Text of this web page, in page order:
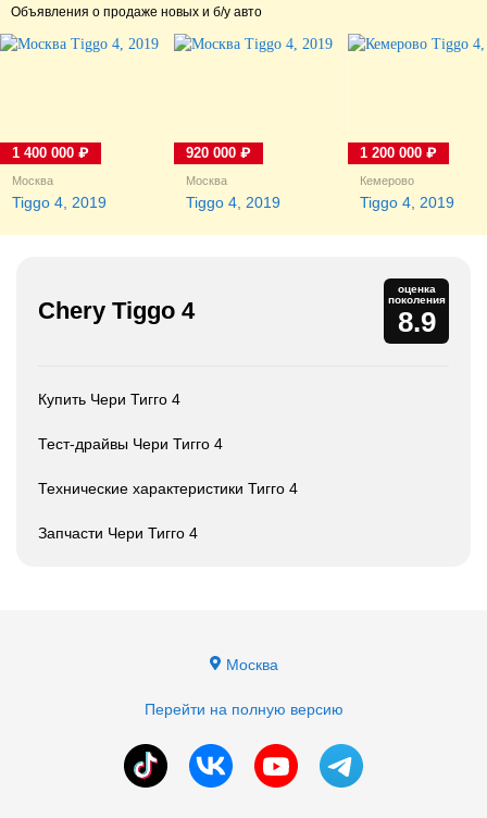
Объявления о продаже новых и б/у авто
Москва
Tiggo 4, 2019
1 400 000 ₽
Москва
Tiggo 4, 2019
920 000 ₽
Кемерово
Tiggo 4, 2019
1 200 000 ₽
Chery Tiggo 4
оценка
поколения
8.9
Купить Чери Тигго 4
Тест-драйвы Чери Тигго 4
Технические характеристики Тигго 4
Запчасти Чери Тигго 4
Москва
Перейти на полную версию